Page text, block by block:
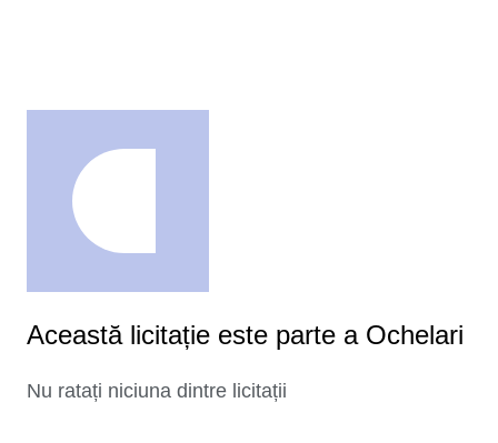
Această licitație este parte a Ochelari
Nu ratați niciuna dintre licitații